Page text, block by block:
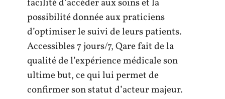
facilité d’accéder aux soins et la
possibilité donnée aux praticiens
d’optimiser le suivi de leurs patients.
Accessibles 7 jours/7, Qare fait de la
qualité de l’expérience médicale son
ultime but, ce qui lui permet de
confirmer son statut d’acteur majeur.